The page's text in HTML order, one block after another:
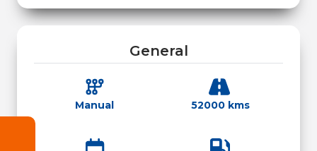
General
Manual 52000 kms